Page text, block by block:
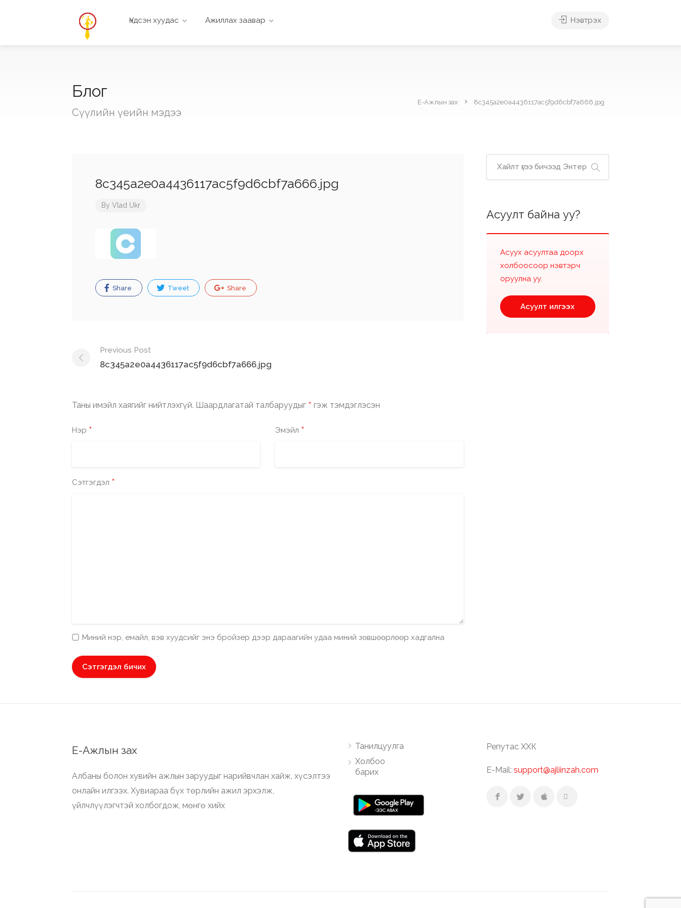
Үндсэн хуудас Ажиллах заавар Нэвтрэх
Блог
Сүүлийн үеийн мэдээ
Е-Ажлын зах 8c345a2e0a4436117ac5f9d6cbf7a666.jpg
8c345a2e0a4436117ac5f9d6cbf7a666.jpg
By Vlad Ukr
Share Tweet Share
Post
navigation
Previous Post
8c345a2e0a4436117ac5f9d6cbf7a666.jpg
Таны имэйл хаягийг нийтлэхгүй. Шаардлагатай талбаруудыг * гэж тэмдэглэсэн
Нэр * Эмэйл *
Сэтгэгдэл *
Миний нэр, емайл, вэв хуудсийг энэ бройзер дээр дараагийн удаа миний зөвшөөрлөөр хадгална
Асуулт байна уу?
Асуух асуултаа доорх
холбоосоор нэвтэрч
оруулна уу.
Асуулт илгээх
Е-Ажлын зах
Албаны болон хувийн ажлын заруудыг нарийвчлан хайж, хүсэлтээ
онлайн илгээх. Хувиараа бүх төрлийн ажил эрхэлж,
үйлчлүүлэгчтэй холбогдож, мөнгө хийх
Танилцуулга
Холбоо
барих
Репутас ХХК
E-Mail: support@ajliinzah.com